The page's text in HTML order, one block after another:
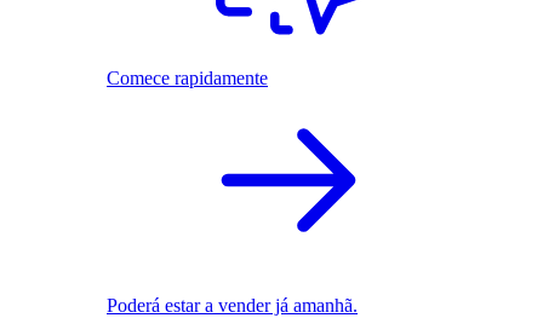
Comece rapidamente
Poderá estar a vender já amanhã.